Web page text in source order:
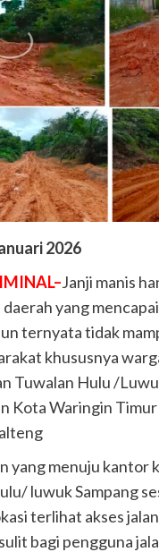
2026
Janji manis
yang
ternyata tidak
khususnya
Tuwalan Hulu /
Kota Waringin
yang menuju kantor
luwuk Sampang
terlihat akses
bagi pengguna